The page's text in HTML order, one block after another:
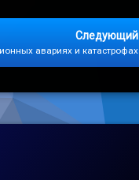
Следующий
авариях и катастрофах